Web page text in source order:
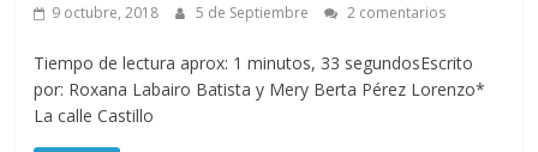
9 octubre, 2018 5 de Septiembre 2 comentarios
Tiempo de lectura aprox: 1 minutos, 33 segundosEscrito
por: Roxana Labairo Batista y Mery Berta Pérez Lorenzo*
La calle Castillo